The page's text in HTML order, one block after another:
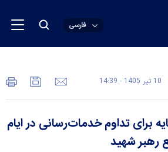
فارسی
10 تير 1405 - 14:39
برای تداوم خدمات‌رسانی در ایام
رهبر شهید